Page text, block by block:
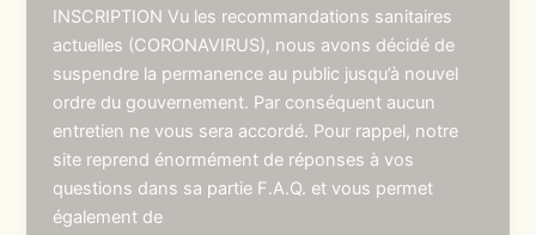
INSCRIPTION Vu les recommandations sanitaires
actuelles (CORONAVIRUS), nous avons décidé de
suspendre la permanence au public jusqu’à nouvel
ordre du gouvernement. Par conséquent aucun
entretien ne vous sera accordé. Pour rappel, notre
site reprend énormément de réponses à vos
questions dans sa partie F.A.Q. et vous permet
également de